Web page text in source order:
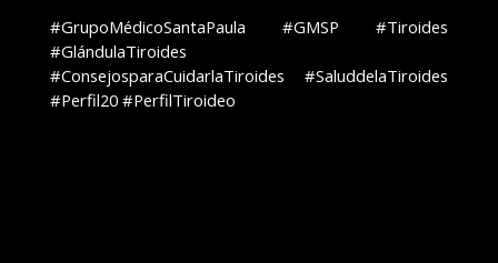
#GrupoMédicoSantaPaula #GMSP #Tiroides
#GlándulaTiroides
#ConsejosparaCuidarlaTiroides #SaluddelaTiroides
#Perfil20 #PerfilTiroideo